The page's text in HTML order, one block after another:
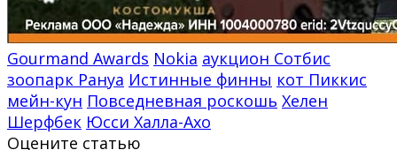
Gourmand Awards Nokia аукцион Сотбис
зоопарк Рануа Истинные финны кот Пиккис
мейн-кун Повседневная роскошь Хелен
Шерфбек Юсси Халла-Ахо
Оцените статью